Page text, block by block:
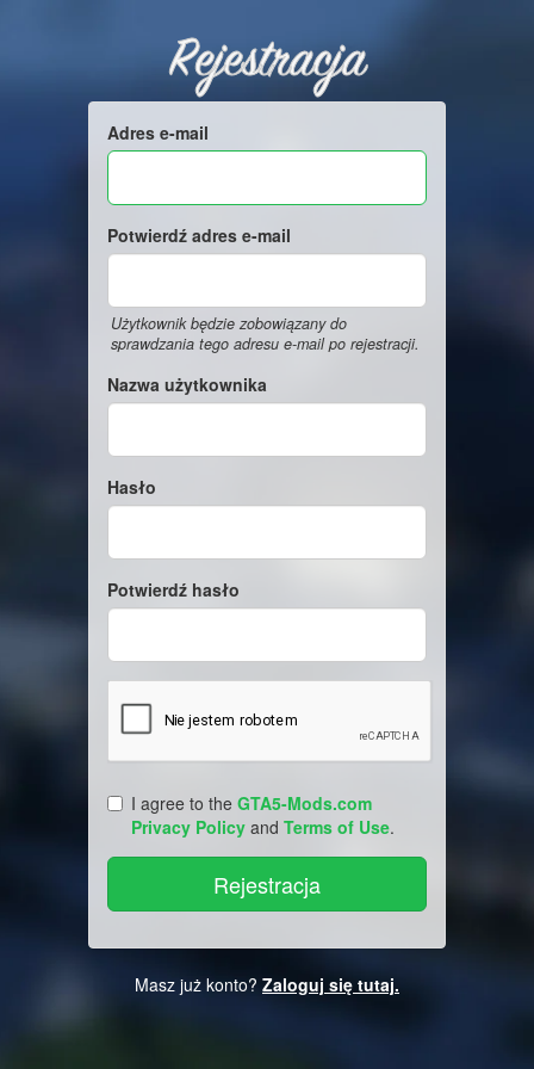
Rejestracja
Adres e-mail
Potwierdź adres e-mail
Użytkownik będzie zobowiązany do
sprawdzania tego adresu e-mail po rejestracji.
Nazwa użytkownika
Hasło
Potwierdź hasło
I agree to the GTA5-Mods.com
Privacy Policy and Terms of Use.
Masz już konto? Zaloguj się tutaj.